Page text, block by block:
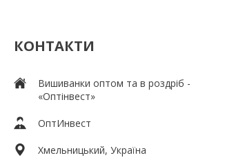
КОНТАКТИ
Вишиванки оптом та в роздріб -
«Оптінвест»
ОптИнвест
Хмельницький, Україна